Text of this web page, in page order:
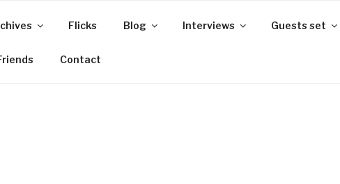
Flicks Blog Interviews Guests set
Contact